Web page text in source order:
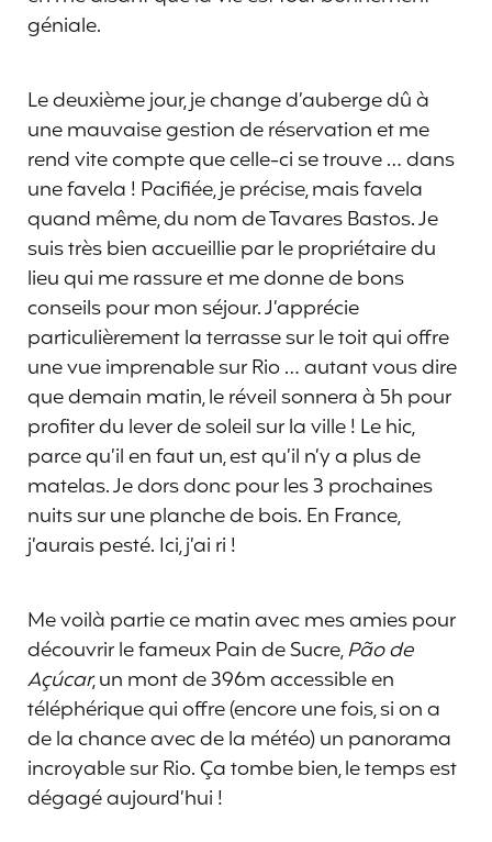
géniale.
Le deuxième jour, je change d’auberge dû à
une mauvaise gestion de réservation et me
rend vite compte que celle-ci se trouve … dans
une favela ! Pacifiée, je précise, mais favela
quand même, du nom de Tavares Bastos. Je
suis très bien accueillie par le propriétaire du
lieu qui me rassure et me donne de bons
conseils pour mon séjour. J’apprécie
particulièrement la terrasse sur le toit qui offre
une vue imprenable sur Rio … autant vous dire
que demain matin, le réveil sonnera à 5h pour
profiter du lever de soleil sur la ville ! Le hic,
parce qu’il en faut un, est qu’il n’y a plus de
matelas. Je dors donc pour les 3 prochaines
nuits sur une planche de bois. En France,
j’aurais pesté. Ici, j’ai ri !
Me voilà partie ce matin avec mes amies pour
découvrir le fameux Pain de Sucre,Pão de
Açúcar, un mont de 396m accessible en
téléphérique qui offre (encore une fois, si on a
de la chance avec de la météo) un panorama
incroyable sur Rio. Ça tombe bien, le temps est
dégagé aujourd’hui !